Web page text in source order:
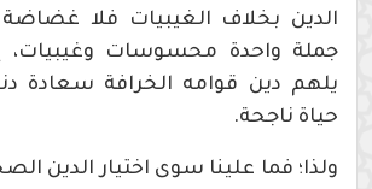
الدين بخلاف الغيبيات فلا غضاضة
جملة واحدة محسوسات وغيبيات،
يلهم دين قوامه الخرافة سعادة
حياة ناجحة.
ولذا؛ فما علينا سوى اختيار الدين